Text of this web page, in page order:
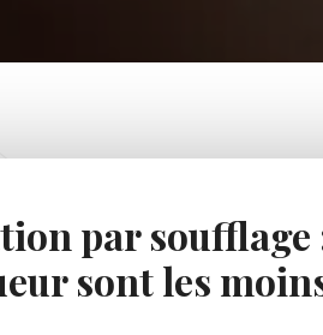
par soufflage
sont les